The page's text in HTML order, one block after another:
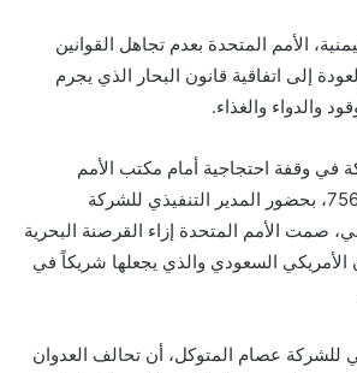
الأمم المتحدة بعدم تجاهل القوانين
إلى اتفاقية قانون البحار الذي يجرم
والدواء والغذاء.
في وقفة احتجاجية أمام مكتب الأمم
المتحدة بصنعاء لليوم 756، بحضور المدير التنفيذي للشركة
صمت الأمم المتحدة إزاء القرصنة البحرية
السعودي والذي يجعلها شريكاً في
عصام المتوكل، أن تحالف العدوان